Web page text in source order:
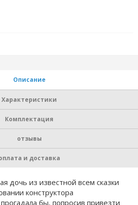
Описание
Характеристики
Комплектация
отзывы
и доставка
дочь из известной всем сказки
конструктора
бы, попросив привезти